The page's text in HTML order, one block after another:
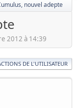
nouvel adepte
2012 à 14:39
DE L'UTILISATEUR